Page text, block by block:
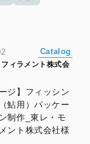
Catalog
ィラメント株式会
ジ】フィッシン
鮎用）パッケー
制作_東レ・モ
ント株式会社様